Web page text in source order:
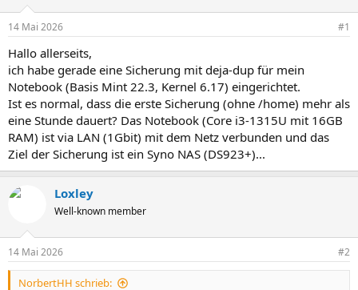
e
r
t
14 Mai 2026 #1
Hallo allerseits,
ich habe gerade eine Sicherung mit deja-dup für mein
Notebook (Basis Mint 22.3, Kernel 6.17) eingerichtet.
Ist es normal, dass die erste Sicherung (ohne /home) mehr als
eine Stunde dauert? Das Notebook (Core i3-1315U mit 16GB
RAM) ist via LAN (1Gbit) mit dem Netz verbunden und das
Ziel der Sicherung ist ein Syno NAS (DS923+)...
Loxley
Well-known member
14 Mai 2026 #2
NorbertHH schrieb: